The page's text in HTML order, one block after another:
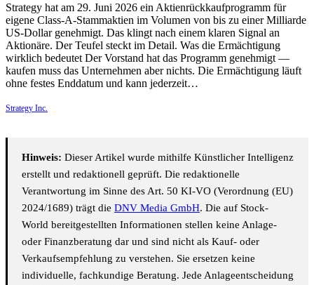
Strategy hat am 29. Juni 2026 ein Aktienrückkaufprogramm für
eigene Class-A-Stammaktien im Volumen von bis zu einer Milliarde
US-Dollar genehmigt. Das klingt nach einem klaren Signal an
Aktionäre. Der Teufel steckt im Detail. Was die Ermächtigung
wirklich bedeutet Der Vorstand hat das Programm genehmigt —
kaufen muss das Unternehmen aber nichts. Die Ermächtigung läuft
ohne festes Enddatum und kann jederzeit…
Strategy Inc.
Hinweis: Dieser Artikel wurde mithilfe Künstlicher Intelligenz
erstellt und redaktionell geprüft. Die redaktionelle
Verantwortung im Sinne des Art. 50 KI-VO (Verordnung (EU)
2024/1689) trägt die DNV Media GmbH. Die auf Stock-
World bereitgestellten Informationen stellen keine Anlage-
oder Finanzberatung dar und sind nicht als Kauf- oder
Verkaufsempfehlung zu verstehen. Sie ersetzen keine
individuelle, fachkundige Beratung. Jede Anlageentscheidung